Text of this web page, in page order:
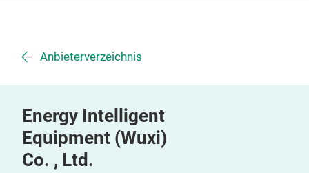
Anbieterverzeichnis
Energy Intelligent
Equipment (Wuxi)
Co. , Ltd.